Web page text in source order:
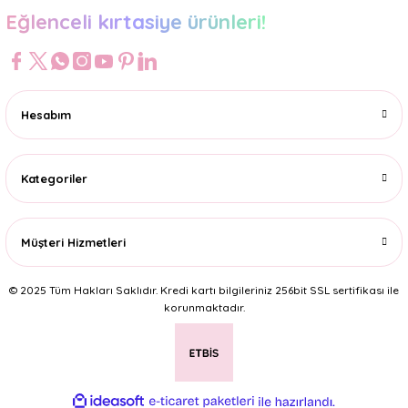
Eğlenceli kırtasiye ürünleri!
Hesabım
Kategoriler
Müşteri Hizmetleri
© 2025 Tüm Hakları Saklıdır. Kredi kartı bilgileriniz 256bit SSL sertifikası ile
korunmaktadır.
ideasoft e-